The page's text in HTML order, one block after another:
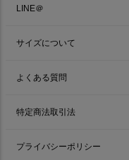
LINE＠
サイズについて
よくある質問
特定商法取引法
プライバシーポリシー